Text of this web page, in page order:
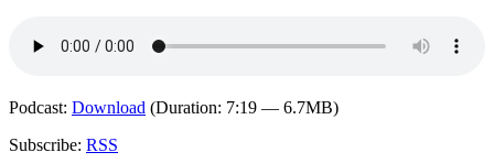
Podcast: Download (Duration: 7:19 — 6.7MB)
Subscribe: RSS